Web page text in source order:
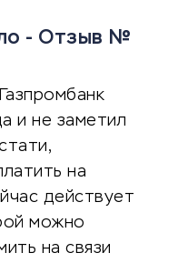
- Отзыв №
и не заметил
на
действует
можно
на связи